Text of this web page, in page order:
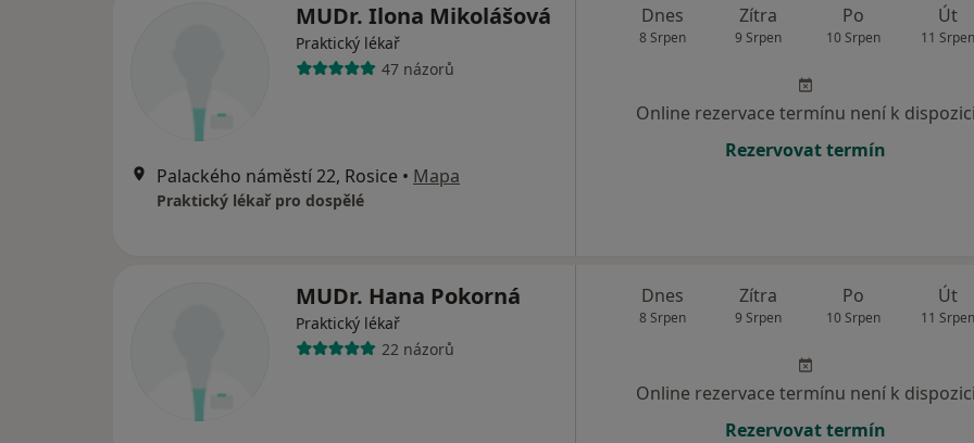
MUDr. Ilona Mikolášová
Praktický lékař
47 názorů
Palackého náměstí 22, Rosice • Mapa
Praktický lékař pro dospělé
Dnes
8 Srpen
Zítra
9 Srpen
Po
10 Srpen
Út
11 Srpen
Online rezervace termínu není k dispozici
Rezervovat termín
MUDr. Hana Pokorná
Praktický lékař
22 názorů
Dnes
8 Srpen
Zítra
9 Srpen
Po
10 Srpen
Út
11 Srpen
Online rezervace termínu není k dispozici
Rezervovat termín